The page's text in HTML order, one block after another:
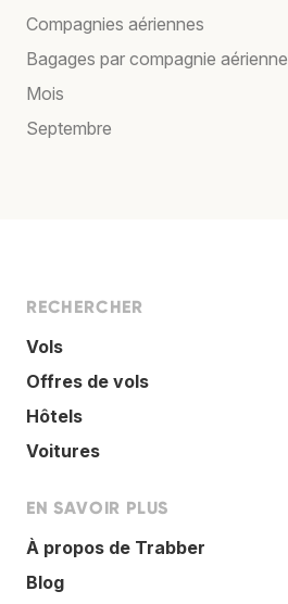
Compagnies aériennes
Bagages par compagnie aérienne
Mois
Septembre
RECHERCHER
Vols
Offres de vols
Hôtels
Voitures
EN SAVOIR PLUS
À propos de Trabber
Blog